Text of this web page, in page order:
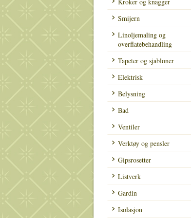
Smijern
Linoljemaling og
overflatebehandling
Tapeter og sjabloner
Elektrisk
Belysning
Bad
Ventiler
Verktøy og pensler
Gipsrosetter
Listverk
Gardin
Isolasjon